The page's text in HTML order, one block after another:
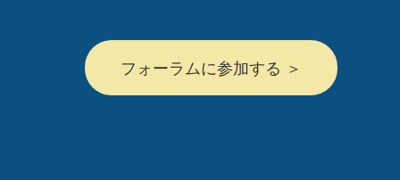
フォーラムに参加する ＞